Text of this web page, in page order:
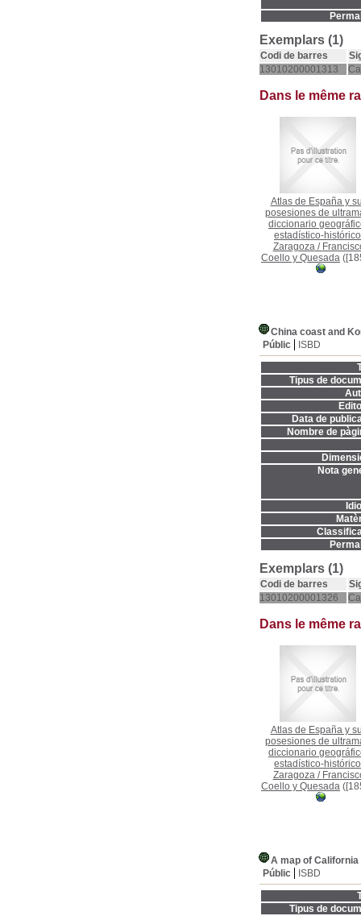
Exemplars (1)
Codi de barres
13010200001313
Dans le même
Atlas de España y
posesiones de
diccionario
estadístico-
Zaragoza/
Coello y Quesada
China coast and
Públic
ISBD
Tipus de
Data de
Nombre de
Nota
Exemplars (1)
Codi de barres
13010200001326
Dans le même
Atlas de España y
posesiones de
diccionario
estadístico-
Zaragoza/
Coello y Quesada
A map of California
Públic
ISBD
Tipus de